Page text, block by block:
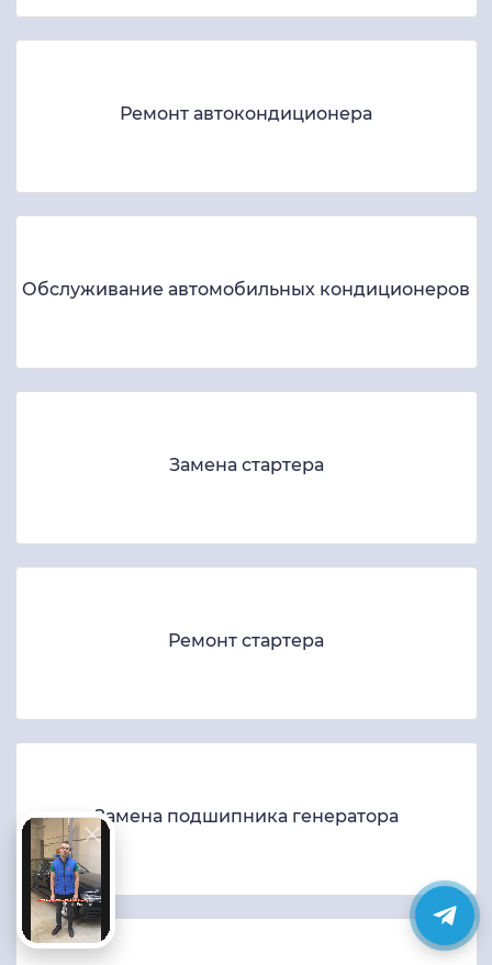
Ремонт автокондиционера
Обслуживание автомобильных кондиционеров
Замена стартера
Ремонт стартера
Замена подшипника генератора